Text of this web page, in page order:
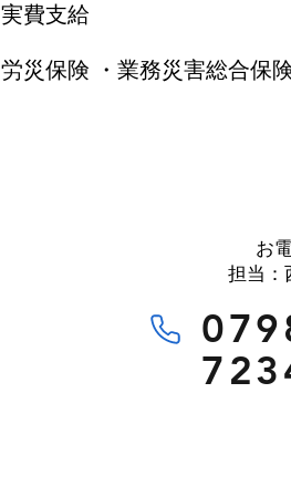
実費支給
労災保険 ・業務災害総合
お
担当：